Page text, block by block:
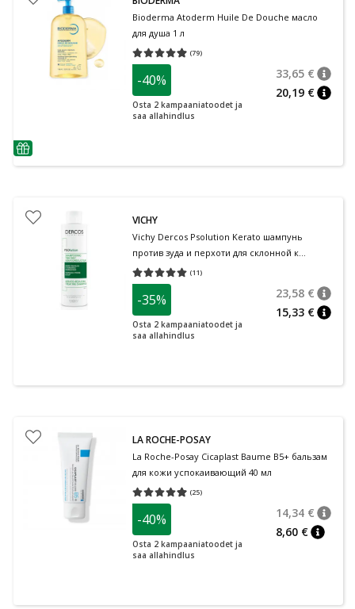
nõuanne
Bioderma Atoderm Huile De Douche масло
для душа 1 л
(79)
Средняя оценка 4.95
-40%
Osta 2 kampaaniatoodet ja
saa allahindlus
33,65 €
20,19 €
VICHY
Vichy Dercos Psolution Kerato шампунь
против зуда и перхоти для склонной к
псориазу кожи головы 200 мл
(11)
Средняя оценка 5.00
-35%
Osta 2 kampaaniatoodet ja
saa allahindlus
23,58 €
15,33 €
LA ROCHE-POSAY
La Roche-Posay Cicaplast Baume B5+ бальзам
для кожи успокаивающий 40 мл
(25)
Средняя оценка 4.92
-40%
Osta 2 kampaaniatoodet ja
saa allahindlus
14,34 €
8,60 €